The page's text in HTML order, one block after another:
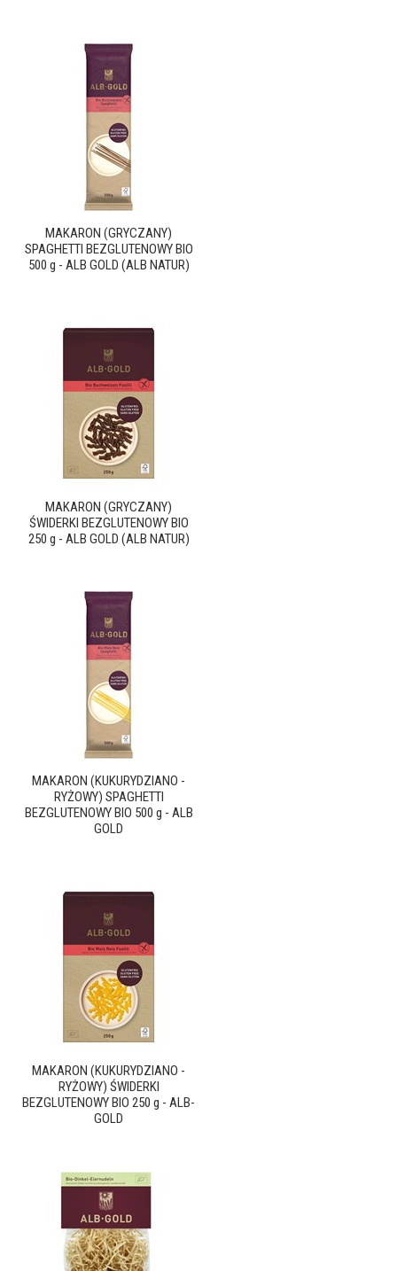
MAKARON (GRYCZANY)
SPAGHETTI BEZGLUTENOWY BIO
500 g - ALB GOLD (ALB NATUR)
MAKARON (GRYCZANY)
ŚWIDERKI BEZGLUTENOWY BIO
250 g - ALB GOLD (ALB NATUR)
MAKARON (KUKURYDZIANO -
RYŻOWY) SPAGHETTI
BEZGLUTENOWY BIO 500 g - ALB
GOLD
MAKARON (KUKURYDZIANO -
RYŻOWY) ŚWIDERKI
BEZGLUTENOWY BIO 250 g - ALB-
GOLD